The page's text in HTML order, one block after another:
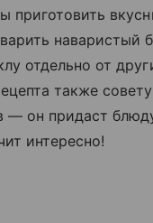
приготовить
наваристый
отдельно от
также
— он придаст
интересно!